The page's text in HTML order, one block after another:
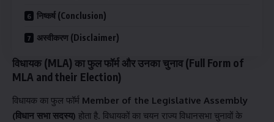
निष्कर्ष (Conclusion)
अस्वीकरण (Disclaimer)
विधायक (MLA) का फुल फॉर्म और उनका चुनाव (Full Form of
MLA and their Election)
विधायक का फुल फॉर्म Member of the Legislative Assembly
(विधान सभा सदस्य) होता है. विधायकों का चयन राज्य विधानसभा चुनावों के